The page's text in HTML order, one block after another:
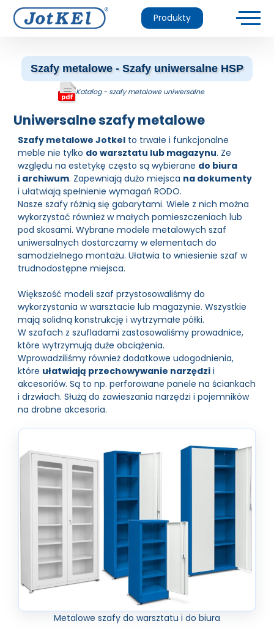
Produkty
Szafy metalowe - Szafy uniwersalne HSP
Katalog - szafy metalowe uniwersalne
Uniwersalne szafy metalowe
Szafy metalowe Jotkel to trwałe i funkcjonalne
meble nie tylko do warsztatu lub magazynu. Ze
względu na estetykę często są wybierane do biura
i archiwum. Zapewniają dużo miejsca na dokumenty
i ułatwiają spełnienie wymagań RODO.
Nasze szafy różnią się gabarytami. Wiele z nich można
wykorzystać również w małych pomieszczeniach lub
pod skosami. Wybrane modele metalowych szaf
uniwersalnych dostarczamy w elementach do
samodzielnego montażu. Ułatwia to wniesienie szaf w
trudnodostępne miejsca.
Większość modeli szaf przystosowaliśmy do
wykorzystania w warsztacie lub magazynie. Wszystkie
mają solidną konstrukcję i wytrzymałe półki.
W szafach z szufladami zastosowaliśmy prowadnice,
które wytrzymują duże obciążenia.
Wprowadziliśmy również dodatkowe udogodnienia,
które ułatwiają przechowywanie narzędzi i
akcesoriów. Są to np. perforowane panele na ściankach
i drzwiach. Służą do zawieszania narzędzi i pojemników
na drobne akcesoria.
Metalowe szafy do warsztatu i do biura